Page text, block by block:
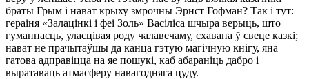
браты Грым і нават крыху змрочны Эрнст Гофман? Так і тут:
гераіня «Залацінкі і феі Золь» Васіліса шчыра верыць, што
гуманнасць, уласцівая роду чалавечаму, схавана ў свеце казкі;
нават не прачытаўшы да канца гэтую магічную кнігу, яна
гатова адправіцца на яе пошукі, каб абараніць дабро і
выратаваць атмасферу навагодняга цуду.